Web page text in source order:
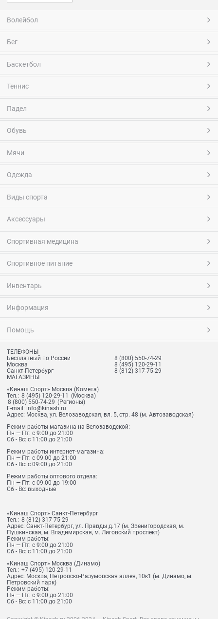
Волейбол
Бег
Баскетбол
Теннис
Падел
Обувь
Мячи
Одежда
Виды спорта
Аксессуары
Спортивная медицина
Спортивное питание
Инвентарь
Информация
Помощь
ТЕЛЕФОНЫ
Бесплатный по России
8 (800) 550-74-29
Москва
8 (495) 120-29-11
Санкт-Петербург
8 (812) 317-75-29
МАГАЗИНЫ
«Кинаш Спорт» Москва (Комета)
Тел.: 8 (495) 120-29-11
(Москва)
8 (800) 550-74-29 (Регионы)
E-mail: info@kinash.ru
Адрес: Москва, ул. Велозаводская, вл. 5, стр. 48 (м. Автозаводская)
Режим работы магазина на Велозаводской:
Пн — Пт: с 9:00 до 21:00
Сб - Вс: с 11:00 до 21:00
Режим работы интернет-магазина:
Пн — Пт: с 09.00 до 21:00
Сб - Вс: с 09:00 до 21:00
Режим работы оптового отдела:
Пн — Пт: с 09.00 до 19:00
Сб - Вс: выходные
«Кинаш Спорт» Санкт-Петербург
Тел.: 8 (812) 317-75-29
Адрес: Санкт-Петербург, ул. Правды д.17 (м. Звенигородская, м.
Пушкинская, м. Владимирская, м. Лиговский проспект)
Режим работы:
Пн — Пт: с 9:00 до 21:00
Сб - Вс: с 11:00 до 21:00
«Кинаш Спорт» Москва (Динамо)
Тел.: +7 (495) 120-29-11
Адрес: Москва, Петровско-Разумовская аллея, 10к1 (м. Динамо, м.
Петровский парк)
Режим работы:
Пн — Пт: с 9:00 до 21:00
Сб - Вс: с 11:00 до 21:00